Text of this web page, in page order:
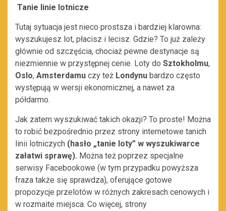
Tanie linie lotnicze
Tutaj sytuacja jest nieco prostsza i bardziej klarowna:
wyszukujesz lot, płacisz i lecisz. Gdzie? To już zależy
głównie od szczęścia, chociaż pewne destynacje są
niezmiennie w przystępnej cenie. Loty do Sztokholmu,
Oslo, Amsterdamu czy też Londynu bardzo często
występują w wersji ekonomicznej, a nawet za
półdarmo.
Jak zatem wyszukiwać takich okazji? To proste! Można
to robić bezpośrednio przez strony internetowe tanich
linii lotniczych (hasło „tanie loty” w wyszukiwarce
załatwi sprawę). Można też poprzez specjalne
serwisy Facebookowe (w tym przypadku powyższa
fraza także się sprawdza), oferujące gotowe
propozycje przelotów w różnych zakresach cenowych i
w rozmaite miejsca. Co więcej, strony